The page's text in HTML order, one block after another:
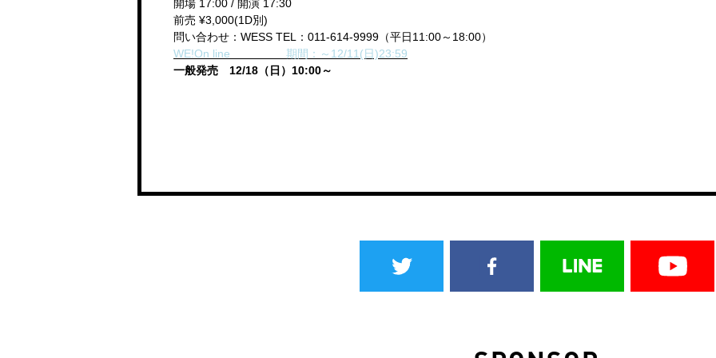
開場 17:00 / 開演 17:30
前売 ¥3,000(1D別)
問い合わせ：WESS TEL：011-614-9999（平日11:00～18:00）
WE!On line 期間：～12/11(日)23:59
一般発売 12/18（日）10:00～